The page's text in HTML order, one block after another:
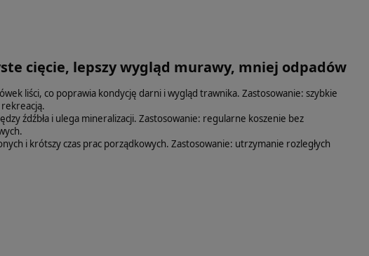
cięcie, lepszy wygląd murawy, mniej odpadów
liści, co poprawia kondycję darni i wygląd trawnika. Zastosowanie: szybkie
źdźbła i ulega mineralizacji. Zastosowanie: regularne koszenie bez
i krótszy czas prac porządkowych. Zastosowanie: utrzymanie rozległych